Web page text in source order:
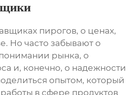
пирогов, о ценах,
Но часто забывают о
рынка, о
и, конечно, о надежности
опытом, который
в сфере продуктов